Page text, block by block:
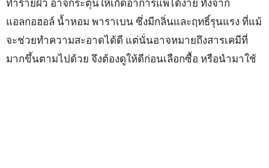
ทำร้ายผิว อาจกระตุ้นให้เกิดอาการแพ้ได้ง่าย ทั้งจาก
แอลกอฮอล์ น้ำหอม พาราเบน ซึ่งมีกลิ่นและฤทธิ์รุนแรง ที่แม้
จะช่วยทำความสะอาดได้ดี แต่นั่นอาจหมายถึงสารเคมีที่
มากขึ้นตามไปด้วย จึงต้องดูให้ดีก่อนเลือกซื้อ หรือนำมาใช้